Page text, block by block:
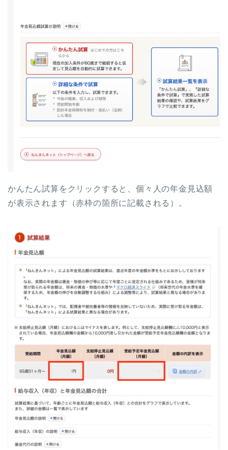
かんたん試算をクリックすると、個々人の年金見込額
が表示されます（赤枠の箇所に記載される）。